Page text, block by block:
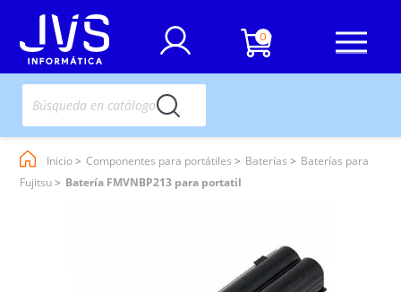
0
Inicio Componentes para portátiles Baterías
Baterías para
Fujitsu
Batería FMVNBP213 para portatil